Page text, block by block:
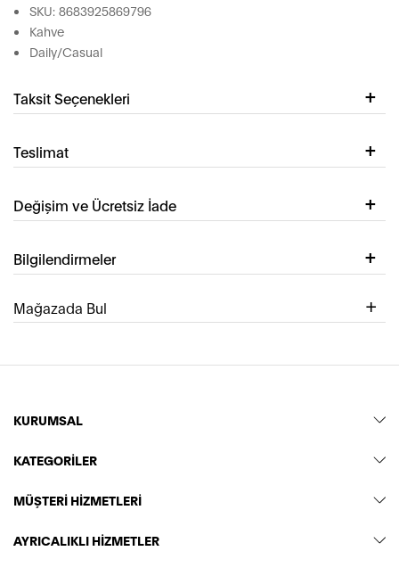
SKU: 8683925869796
Kahve
Daily/Casual
Taksit Seçenekleri
Teslimat
Değişim ve Ücretsiz İade
Bilgilendirmeler
Mağazada Bul
KURUMSAL
KATEGORİLER
MÜŞTERİ HİZMETLERİ
AYRICALIKLI HİZMETLER